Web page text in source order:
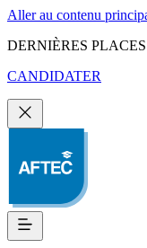
Aller au contenu
DERNIÈRES
CANDIDATER